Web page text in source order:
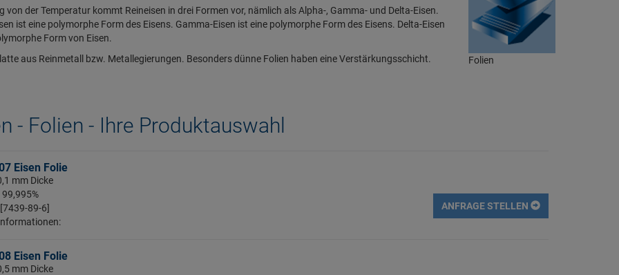
von der Temperatur kommt Reineisen in drei Formen vor, nämlich als Alpha-, Gamma- und Delta-Eisen.
ist eine polymorphe Form des Eisens. Gamma-Eisen ist eine polymorphe Form des Eisens. Delta-Eisen
Form von Eisen.
aus Reinmetall bzw. Metallegierungen. Besonders dünne Folien haben eine Verstärkungsschicht.
Folien
- Folien - Ihre Produktauswahl
Eisen Folie
mm Dicke
99,995%
89-6]
ANFRAGE STELLEN
Eisen Folie
mm Dicke